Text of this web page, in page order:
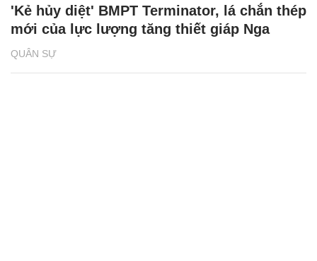
QUÂN SỰ
'Kẻ hủy diệt' BMPT Terminator, lá chắn thép
mới của lực lượng tăng thiết giáp Nga